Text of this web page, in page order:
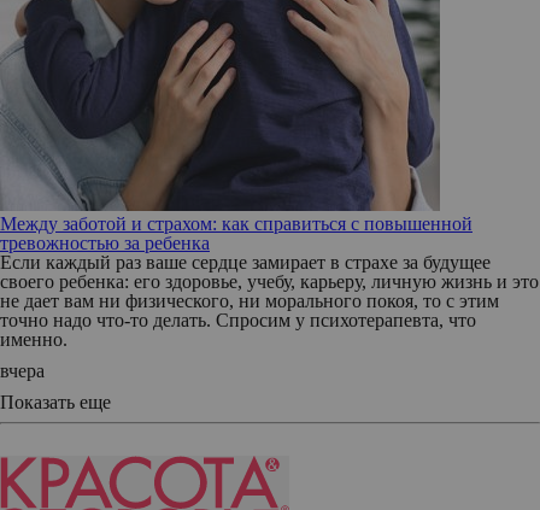
Между заботой и страхом: как справиться с повышенной
тревожностью за ребенка
Если каждый раз ваше сердце замирает в страхе за будущее
своего ребенка: его здоровье, учебу, карьеру, личную жизнь и это
не дает вам ни физического, ни морального покоя, то с этим
точно надо что-то делать. Спросим у психотерапевта, что
именно.
вчера
Показать еще